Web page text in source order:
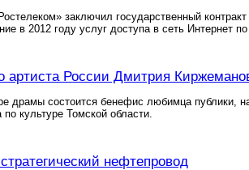
заключил государственный
в 2012 году услуг доступа в сеть Интернет
артиста России Дмитрия
драмы состоится бенефис любимца
культуре Томской области.
нефтепровод